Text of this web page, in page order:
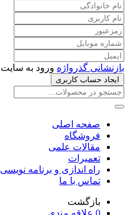
بازنشانی گذرواژه ورود به سایت
ایجاد حساب کاربری
صفحه اصلی
فروشگاه
مقالات علمی
تعمیرات
راه اندازی و برنامه نویسیCNC
تماس با ما
بازگشت